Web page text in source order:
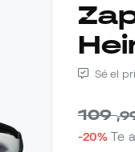
Zapatillas Jordan
Sé el
109,
-20% Te